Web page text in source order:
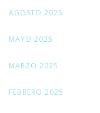
AGOSTO 2025
MAYO 2025
MARZO 2025
FEBRERO 2025